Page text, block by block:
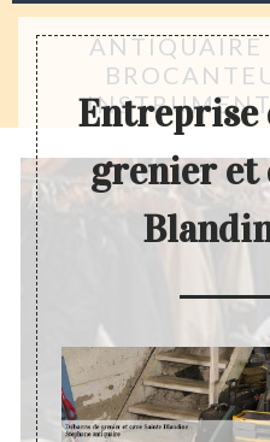
ANTIQUAIRE
Entreprise
grenier et